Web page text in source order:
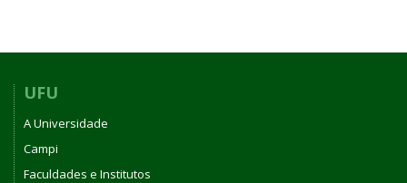
UFU
A Universidade
Campi
Faculdades e Institutos